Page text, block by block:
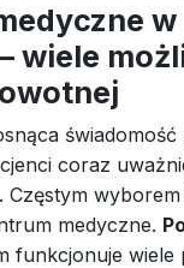
w
wiele
coraz
Częstym wyborem
medyczne.
funkcjonuje wiele